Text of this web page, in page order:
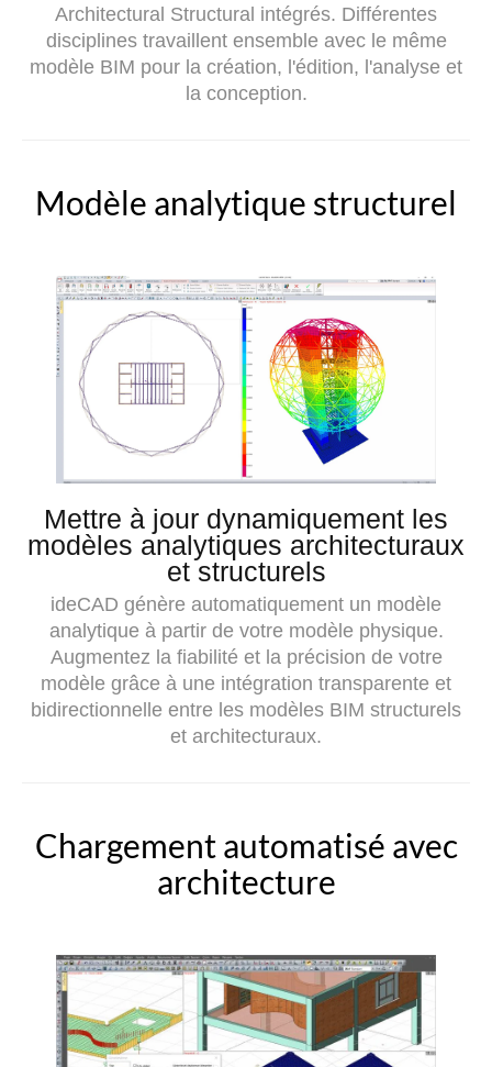
Architectural Structural intégrés. Différentes
disciplines travaillent ensemble avec le même
modèle BIM pour la création, l'édition, l'analyse et
la conception.
Modèle analytique structurel
Mettre à jour dynamiquement les
modèles analytiques architecturaux
et structurels
ideCAD génère automatiquement un modèle
analytique à partir de votre modèle physique.
Augmentez la fiabilité et la précision de votre
modèle grâce à une intégration transparente et
bidirectionnelle entre les modèles BIM structurels
et architecturaux.
Chargement automatisé avec
architecture